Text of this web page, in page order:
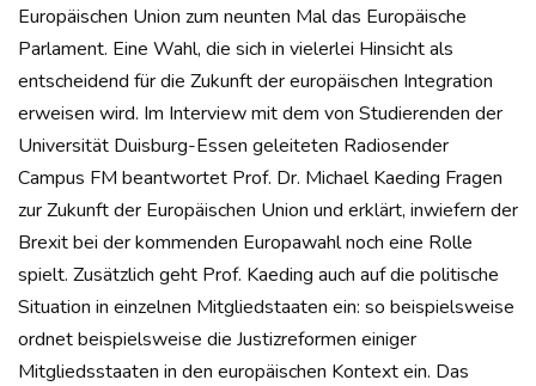
Europäischen Union zum neunten Mal das Europäische
Parlament. Eine Wahl, die sich in vielerlei Hinsicht als
entscheidend für die Zukunft der europäischen Integration
erweisen wird. Im Interview mit dem von Studierenden der
Universität Duisburg-Essen geleiteten Radiosender
Campus FM beantwortet Prof. Dr. Michael Kaeding Fragen
zur Zukunft der Europäischen Union und erklärt, inwiefern der
Brexit bei der kommenden Europawahl noch eine Rolle
spielt. Zusätzlich geht Prof. Kaeding auch auf die politische
Situation in einzelnen Mitgliedstaaten ein: so beispielsweise
ordnet beispielsweise die Justizreformen einiger
Mitgliedsstaaten in den europäischen Kontext ein. Das